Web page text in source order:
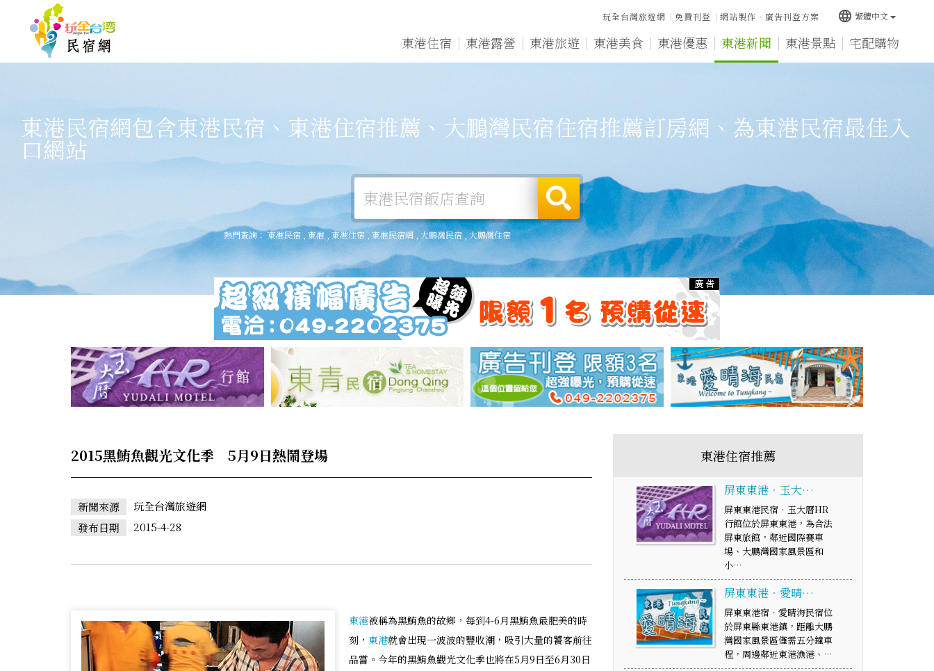
東港住宿 東港露營 東港旅遊 東港美食 東港優惠 東港新聞 東港景點 宅配購物
玩全台灣旅遊網 免費刊登 網站製作‧廣告刊登方案 language 繁體中文
東港民宿網包含東港民宿、東港住宿推薦、大鵬灣民宿住宿推薦訂房網、為東港民宿最佳入
口網站
熱門查詢：東港民宿 東港 東港住宿 東港民宿網 大鵬灣民宿,大鵬灣住宿
2015黑鮪魚觀光文化季 5月9日熱鬧登場
新聞來源
玩全台灣旅遊網
發布日期
2015-4-28
東港被稱為黑鮪魚的故鄉，每到4-6月黑鮪魚最肥美的時
刻， 東港就會出現一波波的豐收潮，吸引大量的饕客前往
品嘗。今年的黑鮪魚觀光文化季也將在5月9日至6月30日
東港住宿推薦
屏東東港‧玉大…
屏東東港民宿‧玉大曆HR
行館位於屏東東港，為合法
屏東旅館，鄰近國際賽車
場、大鵬灣國家風景區和
小…
屏東東港‧愛晴…
屏東東港宿‧愛晴海民宿位
於屏東縣東港鎮，距離大鵬
灣國家風景區僅需五分鐘車
程，周邊鄰近東港漁港、…